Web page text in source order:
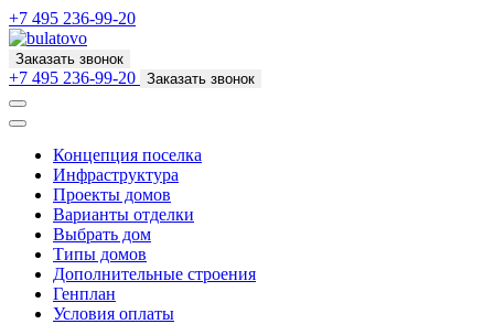
+7 495 236-99-20
Заказать звонок
+7 495 236-99-20 Заказать звонок
Концепция поселка
Инфраструктура
Проекты домов
Варианты отделки
Выбрать дом
Типы домов
Дополнительные строения
Генплан
Условия оплаты